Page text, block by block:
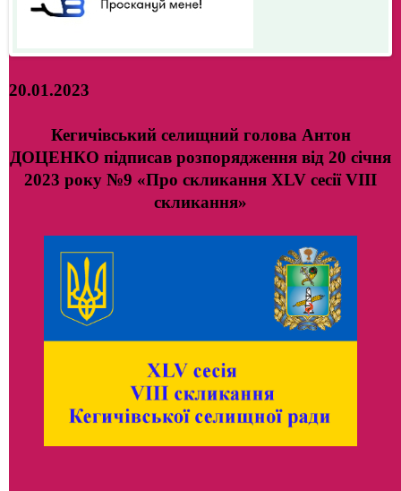
20.01.2023
Кегичівський селищний голова Антон
ДОЦЕНКО підписав розпорядження від 20 січня
2023 року №9 «Про скликання ХLV сесії VIII
скликання»